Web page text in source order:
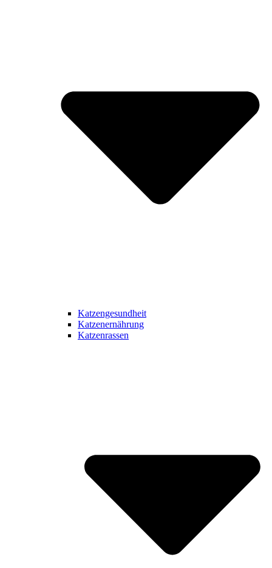
Katzengesundheit
Katzenernährung
Katzenrassen